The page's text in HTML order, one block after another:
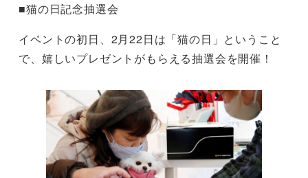
■猫の日記念抽選会
イベントの初日、2月22日は「猫の日」ということ
で、嬉しいプレゼントがもらえる抽選会を開催！